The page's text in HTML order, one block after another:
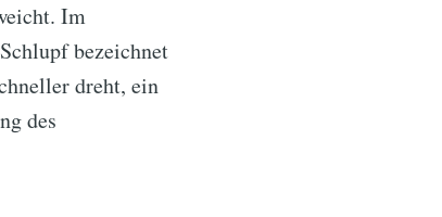
Im
bezeichnet
dreht, ein
des